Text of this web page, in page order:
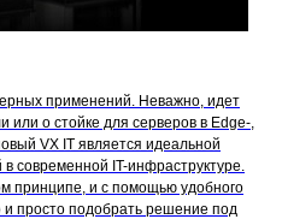
применений. Неважно, идет
или о стойке для серверов в Edge-,
VX IT является идеальной
современной IT-инфраструктуре.
принципе, и с помощью удобного
и просто подобрать решение под